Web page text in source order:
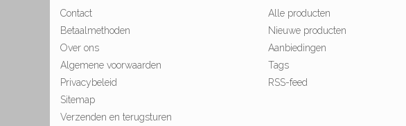
Contact
Betaalmethoden
Over ons
Algemene voorwaarden
Privacybeleid
Sitemap
Verzenden en terugsturen
Alle producten
Nieuwe producten
Aanbiedingen
Tags
RSS-feed